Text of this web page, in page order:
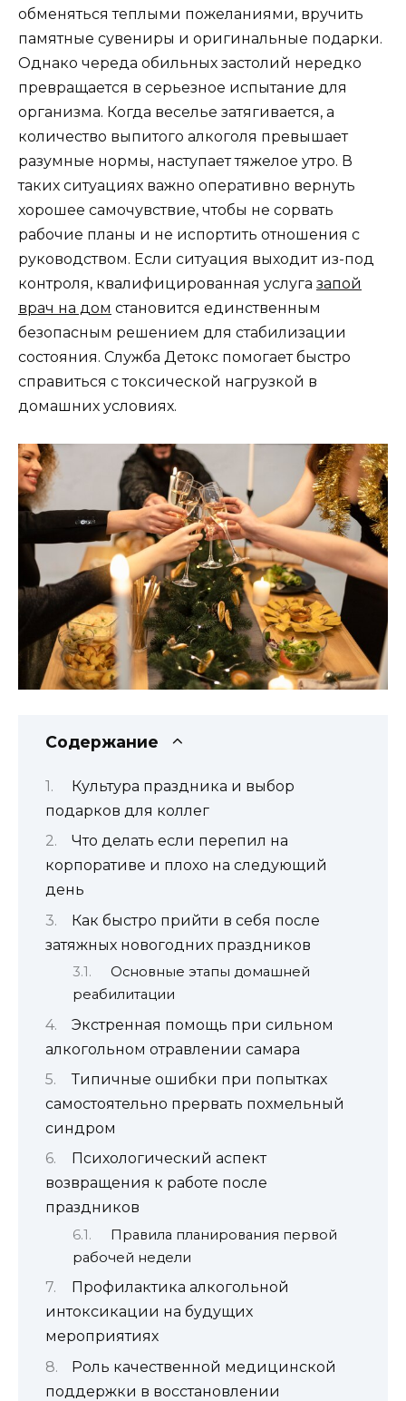
обменяться теплыми пожеланиями, вручить
памятные сувениры и оригинальные подарки.
Однако череда обильных застолий нередко
превращается в серьезное испытание для
организма. Когда веселье затягивается, а
количество выпитого алкоголя превышает
разумные нормы, наступает тяжелое утро. В
таких ситуациях важно оперативно вернуть
хорошее самочувствие, чтобы не сорвать
рабочие планы и не испортить отношения с
руководством. Если ситуация выходит из-под
контроля, квалифицированная услуга запой
врач на дом становится единственным
безопасным решением для стабилизации
состояния. Служба Детокс помогает быстро
справиться с токсической нагрузкой в
домашних условиях.
Содержание
Культура праздника и выбор
подарков для коллег
Что делать если перепил на
корпоративе и плохо на следующий
день
Как быстро прийти в себя после
затяжных новогодних праздников
Основные этапы домашней
реабилитации
Экстренная помощь при сильном
алкогольном отравлении самара
Типичные ошибки при попытках
самостоятельно прервать похмельный
синдром
Психологический аспект
возвращения к работе после
праздников
Правила планирования первой
рабочей недели
Профилактика алкогольной
интоксикации на будущих
мероприятиях
Роль качественной медицинской
поддержки в восстановлении